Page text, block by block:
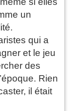
un
qui a
et le jeu
des
Rien
il était